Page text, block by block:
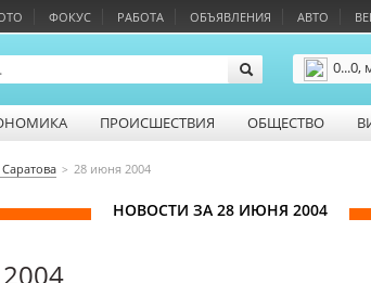
ФОКУС РАБОТА ОБЪЯВЛЕНИЯ АВТО
0...0,
ПРОИСШЕСТВИЯ ОБЩЕСТВО
28 июня 2004
НОВОСТИ ЗА 28 ИЮНЯ 2004